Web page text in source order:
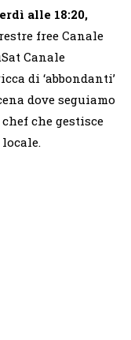
alle 18:20,
free Canale
Canale
di ‘abbondanti’
dove seguiamo
chef che gestisce